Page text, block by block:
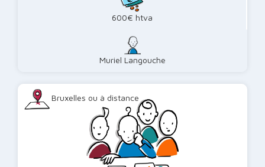
600€ htva
Muriel Langouche
Bruxelles ou à distance